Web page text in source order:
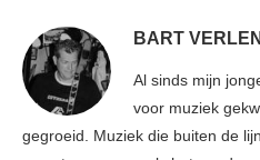
BART
Al sinds mijn
voor muziek
gegroeid. Muziek die buiten de